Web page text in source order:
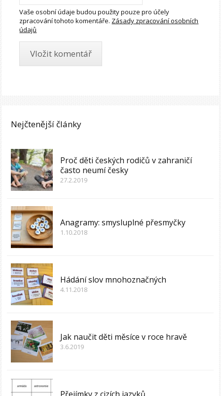
Vaše osobní údaje budou použity pouze pro účely
zpracování tohoto komentáře. Zásady zpracování osobních
údajů
Nejčtenější články
Proč děti českých rodičů v zahraničí
často neumí česky
27.2.2019
Anagramy: smysluplné přesmyčky
1.10.2018
Hádání slov mnohoznačných
4.11.2018
Jak naučit děti měsíce v roce hravě
3.6.2019